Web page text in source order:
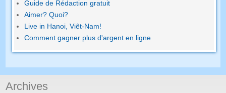
Guide de Rédaction gratuit
Aimer? Quoi?
Live in Hanoi, Viêt-Nam!
Comment gagner plus d'argent en ligne
Archives